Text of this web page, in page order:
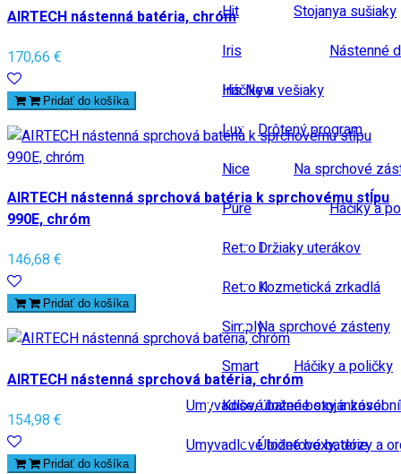
Hit
Iris
Iris New
Lux
Nice
Pure
Retro I
Retro II
Simply
Smart
Umyvadlové baterie stojánkové
Umyvadlové bidetové baterie
Stojanya sušiaky
Nástenné
Háčiky a vešiaky
Drôtený program
Na sprchové
Háčiky a
Držiaky uterákov
Kozmetická zrkadlá
Na sprchové zásteny
Háčiky a poličky
Koše, úložné boxy a
Úložné boxy, dózy a
AIRTECH nástenná batéria, chróm
170,66 €
Pridať do košíka
AIRTECH nástenná sprchová batéria k sprchovému stĺpu
990E, chróm
146,68 €
Pridať do košíka
AIRTECH nástenná sprchová batéria, chróm
154,98 €
Pridať do košíka